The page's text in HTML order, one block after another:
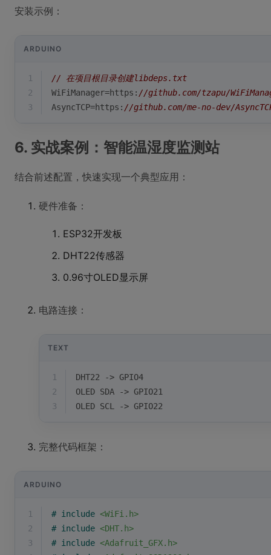
安装示例：
ARDUINO
1
// 在项目根目录创建libdeps.txt
2
WiFiManager=https: //github.com/tzapu/
3
AsyncTCP=https: //github.com/me-no-dev/
6. 实战案例：智能温湿度监测站
结合前述配置，快速实现一个典型应用：
硬件准备：
ESP32开发板
DHT22传感器
0.96寸OLED显示屏
电路连接：
TEXT
1
DHT22 -> GPIO4
2
OLED SDA -> GPIO21
3
OLED SCL -> GPIO22
完整代码框架：
ARDUINO
1 # include <WiFi.h>
2
# include <DHT.h>
3
# include <Adafruit_GFX.h>